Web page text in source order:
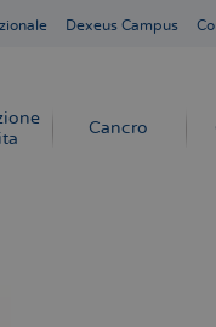
Dexeus Campus
Cancro